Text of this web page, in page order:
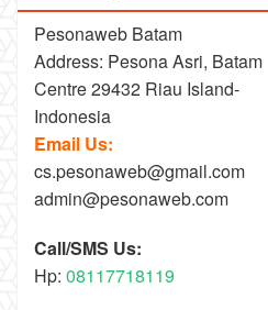
Pesonaweb Batam
Address: Pesona Asri, Batam
Centre 29432 Riau Island-
Indonesia
Email Us:
cs.pesonaweb@gmail.com
admin@pesonaweb.com
Call/SMS Us:
Hp: 08117718119